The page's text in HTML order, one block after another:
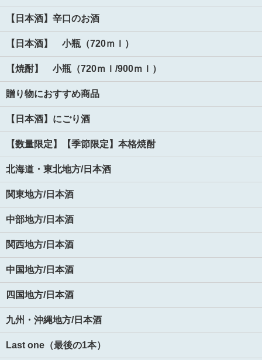
【日本酒】辛口のお酒
【日本酒】 小瓶（720ｍｌ）
【焼酎】 小瓶（720ｍｌ/900ｍｌ）
贈り物におすすめ商品
【日本酒】にごり酒
【数量限定】【季節限定】本格焼酎
北海道・東北地方/日本酒
関東地方/日本酒
中部地方/日本酒
関西地方/日本酒
中国地方/日本酒
四国地方/日本酒
九州・沖縄地方/日本酒
Last one（最後の1本）